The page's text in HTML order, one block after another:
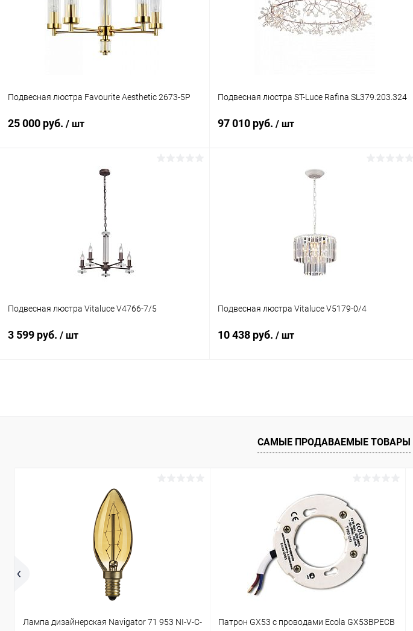
В избранное В наличии В избранное В наличии
Подвесная люстра Favourite Aesthetic 2673-5P
25 000 руб. / шт
В корзину
Подвесная люстра ST-Luce Rafina SL379.203.324
97 010 руб. / шт
В корзину
Подвесная люстра Vitaluce V4766-7/5
3 599 руб. / шт
Купить в 1 клик Сравнение
Подвесная люстра Vitaluce V5179-0/4
10 438 руб. / шт
Купить в 1 клик Сравнение
В избранное В наличии
САМЫЕ ПРОДАВАЕМЫЕ ТОВАРЫ
Лампа дизайнерская Navigator 71 953 NI-V-C-
Патрон GX53 с проводами Ecola GX53BPECB